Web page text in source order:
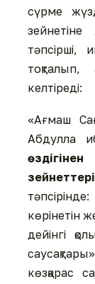
сүрме
келтіреді:
«Ағмаш
Абдулла
көрінетін
дейінгі
көзқарас